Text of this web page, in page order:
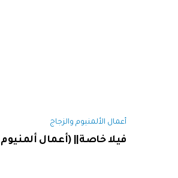
أعمال الألمنيوم والزجاج
فيلا خاصة|| (أعمال ألمنيوم